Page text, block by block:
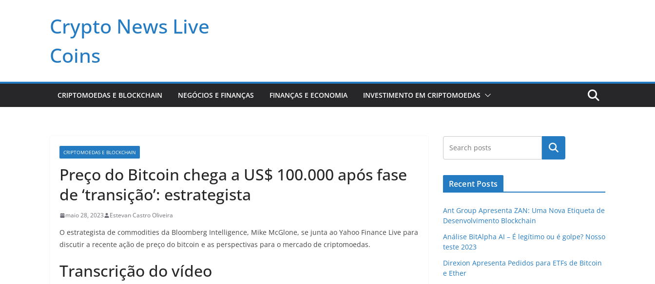
Crypto News Live
Coins
CRIPTOMOEDAS E BLOCKCHAIN NEGÓCIOS E FINANÇAS FINANÇAS E ECONOMIA INVESTIMENTO EM CRIPTOMOEDAS
CRIPTOMOEDAS E BLOCKCHAIN
Preço do Bitcoin chega a US$ 100.000 após fase
de ‘transição’: estrategista
maio 28, 2023 Estevan Castro Oliveira
O estrategista de commodities da Bloomberg Intelligence, Mike McGlone, se junta ao Yahoo Finance Live para
discutir a recente ação de preço do bitcoin e as perspectivas para o mercado de criptomoedas.
Transcrição do vídeo
Pesquisar
Recent Posts
Ant Group Apresenta ZAN: Uma Nova Etiqueta de
Desenvolvimento Blockchain
Análise BitAlpha AI – É legítimo ou é golpe? Nosso
teste 2023
Direxion Apresenta Pedidos para ETFs de Bitcoin
e Ether